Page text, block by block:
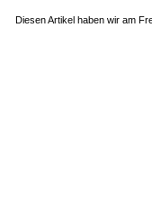
Diesen Artikel haben wir am